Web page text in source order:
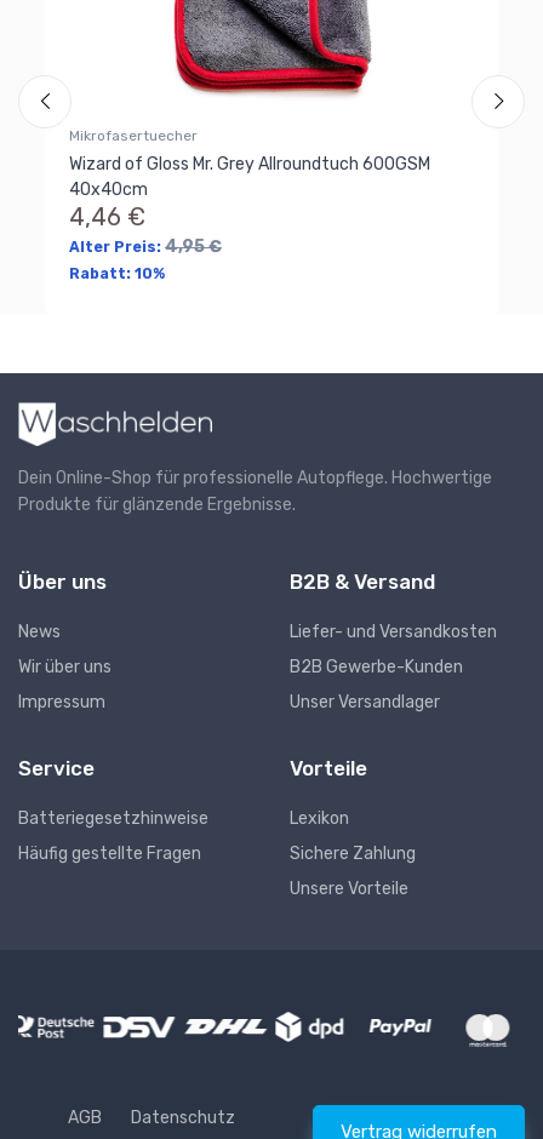
Mikrofasertuecher
Wizard of Gloss Mr. Grey Allroundtuch 600GSM
40x40cm
4,46 €
Alter Preis: 4,95 €
Rabatt: 10%
Dein Online-Shop für professionelle Autopflege. Hochwertige
Produkte für glänzende Ergebnisse.
Über uns
News
Wir über uns
Impressum
B2B & Versand
Liefer- und Versandkosten
B2B Gewerbe-Kunden
Unser Versandlager
Service
Batteriegesetzhinweise
Häufig gestellte Fragen
Vorteile
Lexikon
Sichere Zahlung
Unsere Vorteile
AGB Datenschutz
Vertrag widerrufen